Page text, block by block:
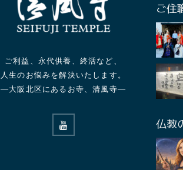
ご利益、永代供養、終活など、
人生のお悩みを解決いたします。
—大阪北区にあるお寺、清風寺—
ご住
仏教